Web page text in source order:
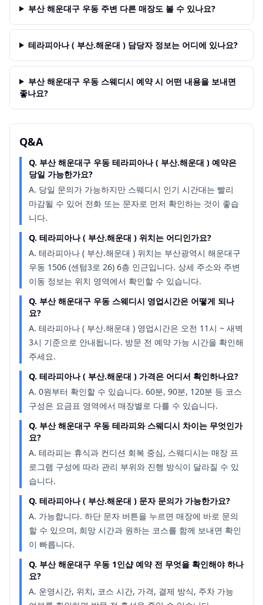
부산 해운대구 우동 주변 다른 매장도 볼 수 있나요?
테라피아나 ( 부산.해운대 ) 담당자 정보는 어디에 있나요?
부산 해운대구 우동 스웨디시 예약 시 어떤 내용을 보내면
좋나요?
Q&A
Q. 부산 해운대구 우동 테라피아나 ( 부산.해운대 ) 예약은
당일 가능한가요?
A. 당일 문의가 가능하지만 스웨디시 인기 시간대는 빨리
마감될 수 있어 전화 또는 문자로 먼저 확인하는 것이 좋습
니다.
Q. 테라피아나 ( 부산.해운대 ) 위치는 어디인가요?
A. 테라피아나 ( 부산.해운대 ) 위치는 부산광역시 해운대구
우동 1506 (센텀3로 26) 6층 인근입니다. 상세 주소와 주변
이동 정보는 위치 영역에서 확인할 수 있습니다.
Q. 부산 해운대구 우동 스웨디시 영업시간은 어떻게 되나
요?
A. 테라피아나 ( 부산.해운대 ) 영업시간은 오전 11시 ~ 새벽
3시 기준으로 안내됩니다. 방문 전 예약 가능 시간을 확인해
주세요.
Q. 테라피아나 ( 부산.해운대 ) 가격은 어디서 확인하나요?
A. 0원부터 확인할 수 있습니다. 60분, 90분, 120분 등 코스
구성은 요금표 영역에서 매장별로 다를 수 있습니다.
Q. 부산 해운대구 우동 테라피와 스웨디시 차이는 무엇인가
요?
A. 테라피는 휴식과 컨디션 회복 중심, 스웨디시는 매장 프
로그램 구성에 따라 관리 부위와 진행 방식이 달라질 수 있
습니다.
Q. 테라피아나 ( 부산.해운대 ) 문자 문의가 가능한가요?
A. 가능합니다. 하단 문자 버튼을 누르면 매장에 바로 문의
할 수 있으며, 희망 시간과 원하는 코스를 함께 보내면 확인
이 빠릅니다.
Q. 부산 해운대구 우동 1인샵 예약 전 무엇을 확인해야 하나
요?
A. 운영시간, 위치, 코스 시간, 가격, 결제 방식, 주차 가능